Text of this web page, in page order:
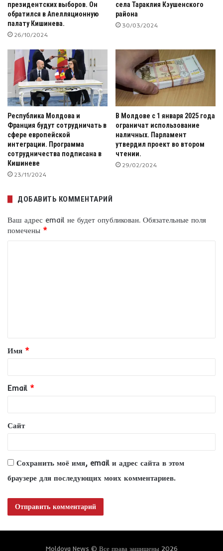
президентских выборов. Он
обратился в Апелляционную
палату Кишинева.
26/10/2024
села Тараклия Кэушенского
района
30/03/2024
Республика Молдова и
Франция будут сотрудничать в
сфере европейской
интеграции. Программа
сотрудничества подписана в
Кишиневе
23/11/2024
В Молдове с 1 января 2025 года
ограничат использование
наличных. Парламент
утвердил проект во втором
чтении.
29/02/2024
ДОБАВИТЬ КОММЕНТАРИЙ
Ваш адрес email не будет опубликован. Обязательные поля
помечены *
т
а
и
й
*
Имя *
Email *
Сайт
Сохранить моё имя, email и адрес сайта в этом
браузере для последующих моих комментариев.
Moldova News © Все права защищены 2026